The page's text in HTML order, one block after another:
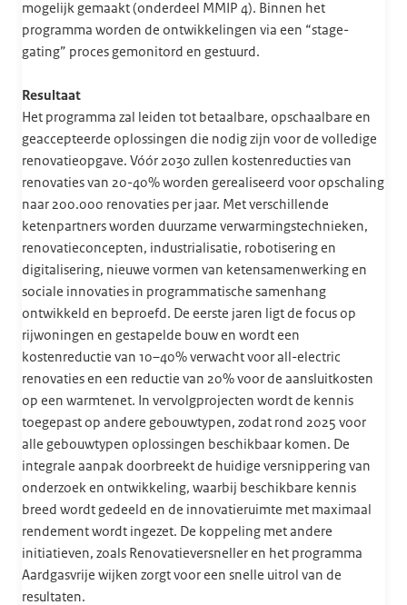
mogelijk gemaakt (onderdeel MMIP 4). Binnen het
programma worden de ontwikkelingen via een “stage-
gating” proces gemonitord en gestuurd.
Resultaat
Het programma zal leiden tot betaalbare, opschaalbare en
geaccepteerde oplossingen die nodig zijn voor de volledige
renovatieopgave. Vóór 2030 zullen kostenreducties van
renovaties van 20-40% worden gerealiseerd voor opschaling
naar 200.000 renovaties per jaar. Met verschillende
ketenpartners worden duurzame verwarmingstechnieken,
renovatieconcepten, industrialisatie, robotisering en
digitalisering, nieuwe vormen van ketensamenwerking en
sociale innovaties in programmatische samenhang
ontwikkeld en beproefd. De eerste jaren ligt de focus op
rijwoningen en gestapelde bouw en wordt een
kostenreductie van 10–40% verwacht voor all-electric
renovaties en een reductie van 20% voor de aansluitkosten
op een warmtenet. In vervolgprojecten wordt de kennis
toegepast op andere gebouwtypen, zodat rond 2025 voor
alle gebouwtypen oplossingen beschikbaar komen. De
integrale aanpak doorbreekt de huidige versnippering van
onderzoek en ontwikkeling, waarbij beschikbare kennis
breed wordt gedeeld en de innovatieruimte met maximaal
rendement wordt ingezet. De koppeling met andere
initiatieven, zoals Renovatieversneller en het programma
Aardgasvrije wijken zorgt voor een snelle uitrol van de
resultaten.